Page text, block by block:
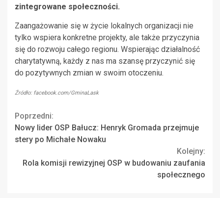
zintegrowane społeczności.
Zaangażowanie się w życie lokalnych organizacji nie
tylko wspiera konkretne projekty, ale także przyczynia
się do rozwoju całego regionu. Wspierając działalność
charytatywną, każdy z nas ma szansę przyczynić się
do pozytywnych zmian w swoim otoczeniu.
Źródło: facebook.com/GminaLask
Continue
Reading
Poprzedni:
Nowy lider OSP Bałucz: Henryk Gromada przejmuje
stery po Michałe Nowaku
Kolejny:
Rola komisji rewizyjnej OSP w budowaniu zaufania
społecznego